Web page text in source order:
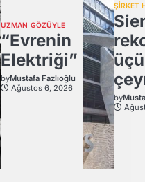
UZMAN GÖZÜYLE
“Evrenin
Elektriği”
byMustafa Fazlıoğlu
Ağustos 6, 2026
ŞİRKET
by